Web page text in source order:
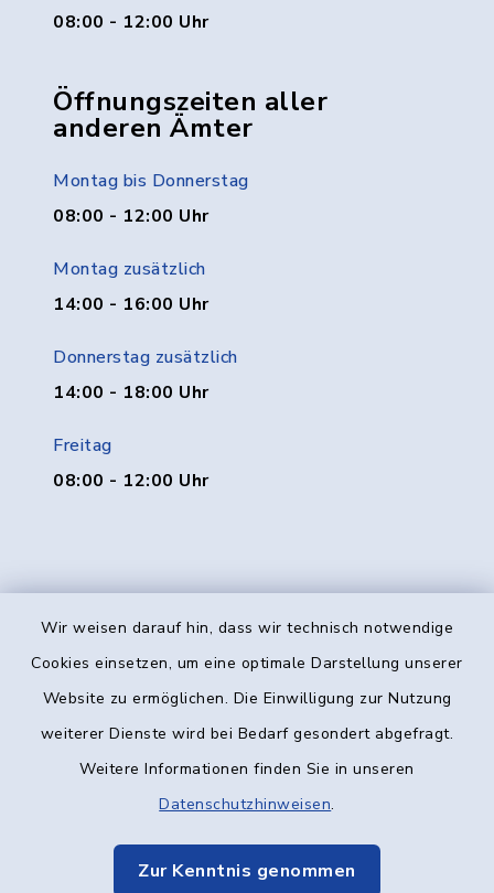
Wir weisen darauf hin, dass wir technisch notwendige
Cookies einsetzen, um eine optimale Darstellung unserer
Website zu ermöglichen. Die Einwilligung zur Nutzung
weiterer Dienste wird bei Bedarf gesondert abgefragt.
Weitere Informationen finden Sie in unseren
Datenschutzhinweisen.
Zur Kenntnis genommen
08:00 - 12:00 Uhr
Öffnungszeiten aller
anderen Ämter
Montag bis Donnerstag
08:00 - 12:00 Uhr
Montag zusätzlich
14:00 - 16:00 Uhr
Donnerstag zusätzlich
14:00 - 18:00 Uhr
Freitag
08:00 - 12:00 Uhr
Kontakt
Datenschutz